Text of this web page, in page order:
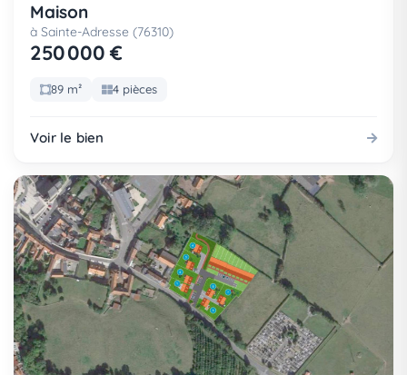
Maison
à Sainte-Adresse (76310)
250 000 €
89 m² 4 pièces
Voir le bien